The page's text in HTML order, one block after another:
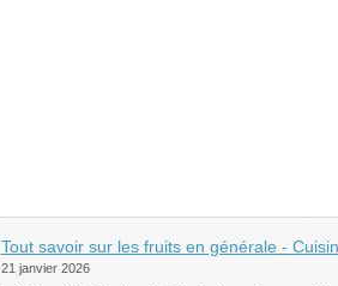
Tout savoir sur les fruits en générale -
21 janvier 2026